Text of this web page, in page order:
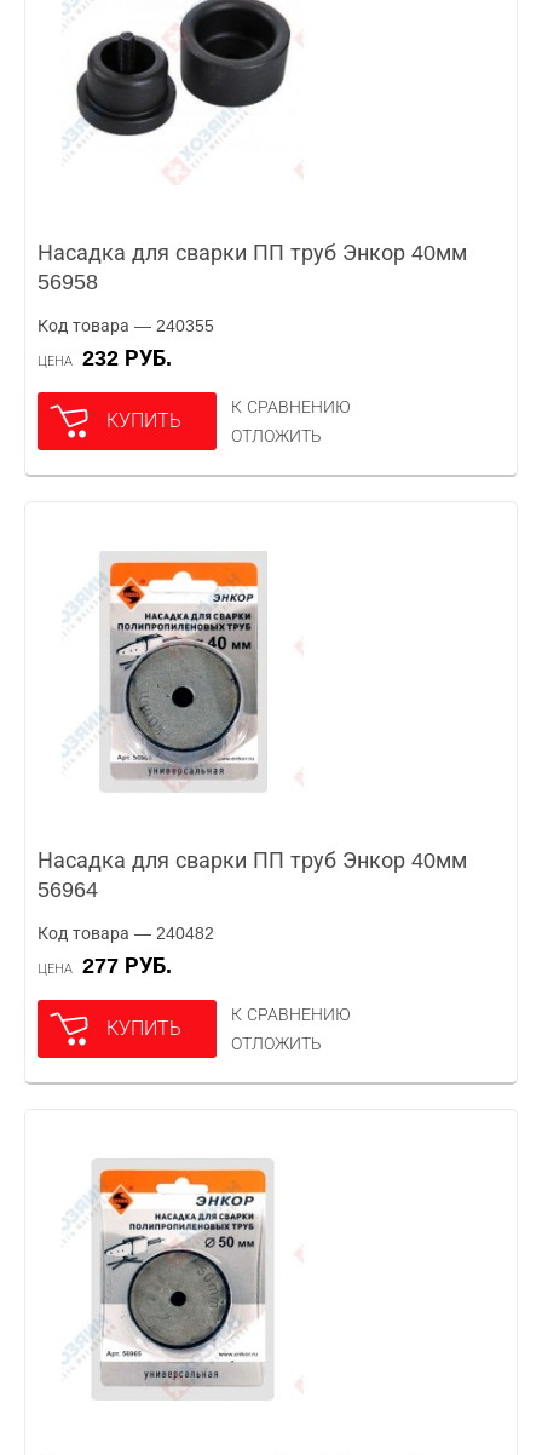
Насадка для сварки ПП труб Энкор 40мм
56958
Код товара — 240355
ЦЕНА 232 РУБ.
КУПИТЬ
К СРАВНЕНИЮ
ОТЛОЖИТЬ
Насадка для сварки ПП труб Энкор 40мм
56964
Код товара — 240482
ЦЕНА 277 РУБ.
КУПИТЬ
К СРАВНЕНИЮ
ОТЛОЖИТЬ